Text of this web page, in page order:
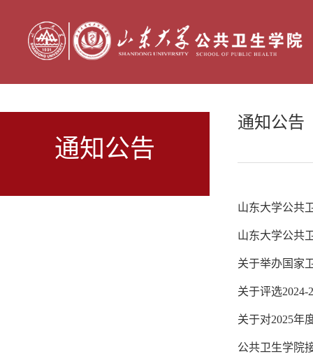
通知公告
通知公告
山东大学公共
山东大学公共
关于举办国家
关于评选
关于对2025年
公共卫生学院